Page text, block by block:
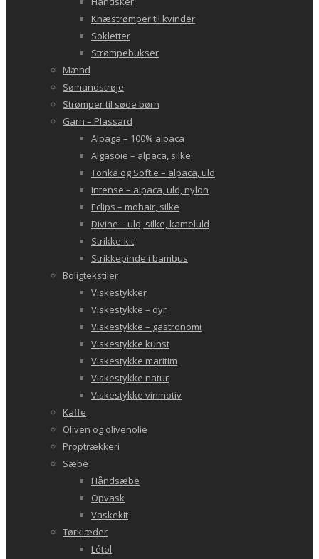
Knæstrømper til kvinder
Sokletter
Strømpebukser
Mænd
Sømandstrøje
Strømper til søde børn
Garn – Plassard
Alpaga – 100% alpaca
Algasoie – alpaca, silke
Tonka og Softie – alpaca, uld
Intense – alpaca, uld, nylon
Eclips – mohair, silke
Divine – uld, silke, kameluld
Strikke-kit
Strikkepinde i bambus
Boligtekstiler
Viskestykker
Viskestykke – dyr
Viskestykke – gastronomi
Viskestykke kunst
Viskestykke maritim
Viskestykke natur
Viskestykke vinmotiv
Kaffe
Oliven og olivenolie
Proptrækkeri
Sæbe
Håndsæbe
Opvask
Vaskekit
Tørklæder
Létol